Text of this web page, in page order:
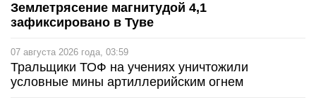
Землетрясение магнитудой 4,1
зафиксировано в Туве
07 августа 2026 года, 03:59
Тральщики ТОФ на учениях уничтожили
условные мины артиллерийским огнем